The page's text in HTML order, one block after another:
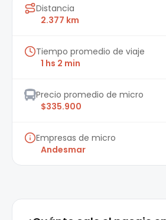
Distancia
2.377 km
Tiempo promedio de viaje
1 hs 2 min
Precio promedio de micro
$335.900
Empresas de micro
Andesmar